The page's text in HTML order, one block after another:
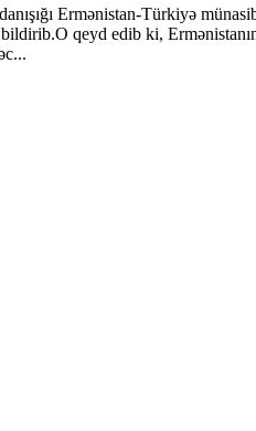
Ermənistan-Türkiyə
qeyd edib ki,